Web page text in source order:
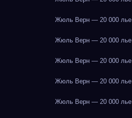
Жюль Верн — 20 000 лье
Жюль Верн — 20 000 лье
Жюль Верн — 20 000 лье
Жюль Верн — 20 000 лье
Жюль Верн — 20 000 лье